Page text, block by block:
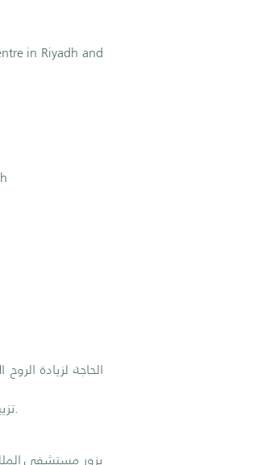
in Riyadh and
• تزيين الأجهزة الطبية وأجهزة الأشعة ووضع الرسوم عليها لتساعد في التقليل من مخاوف الطفل منها.